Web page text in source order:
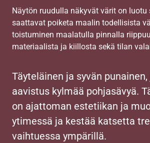
Näytön ruudulla näkyvät värit on luotu
saattavat poiketa maalin todellisista
toistuminen maalatulla pinnalla
materiaalista ja kiillosta sekä tilan
Täyteläinen ja syvän
aavistus kylmää pohjasävyä.
on ajattoman estetiikan ja
ytimessä ja kestää katsetta
vaihtuessa ympärillä.